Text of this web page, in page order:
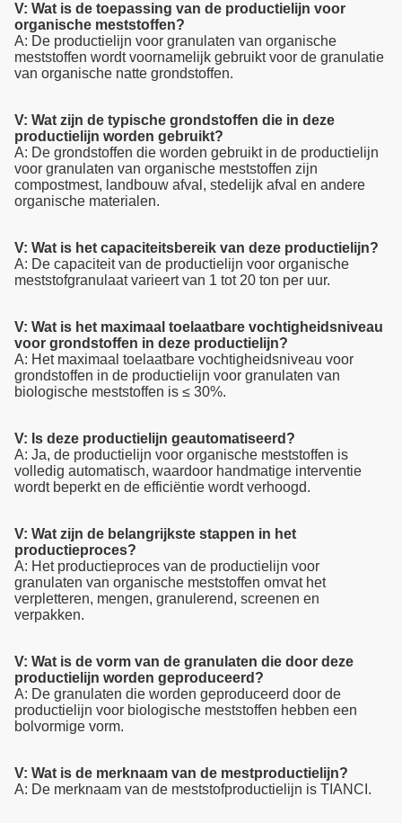
V: Wat is de toepassing van de productielijn voor
organische meststoffen?
A: De productielijn voor granulaten van organische
meststoffen wordt voornamelijk gebruikt voor de granulatie
van organische natte grondstoffen.
V: Wat zijn de typische grondstoffen die in deze
productielijn worden gebruikt?
A: De grondstoffen die worden gebruikt in de productielijn
voor granulaten van organische meststoffen zijn
compostmest, landbouw afval, stedelijk afval en andere
organische materialen.
V: Wat is het capaciteitsbereik van deze productielijn?
A: De capaciteit van de productielijn voor organische
meststofgranulaat varieert van 1 tot 20 ton per uur.
V: Wat is het maximaal toelaatbare vochtigheidsniveau
voor grondstoffen in deze productielijn?
A: Het maximaal toelaatbare vochtigheidsniveau voor
grondstoffen in de productielijn voor granulaten van
biologische meststoffen is ≤ 30%.
V: Is deze productielijn geautomatiseerd?
A: Ja, de productielijn voor organische meststoffen is
volledig automatisch, waardoor handmatige interventie
wordt beperkt en de efficiëntie wordt verhoogd.
V: Wat zijn de belangrijkste stappen in het
productieproces?
A: Het productieproces van de productielijn voor
granulaten van organische meststoffen omvat het
verpletteren, mengen, granulerend, screenen en
verpakken.
V: Wat is de vorm van de granulaten die door deze
productielijn worden geproduceerd?
A: De granulaten die worden geproduceerd door de
productielijn voor biologische meststoffen hebben een
bolvormige vorm.
V: Wat is de merknaam van de mestproductielijn?
A: De merknaam van de meststofproductielijn is TIANCI.